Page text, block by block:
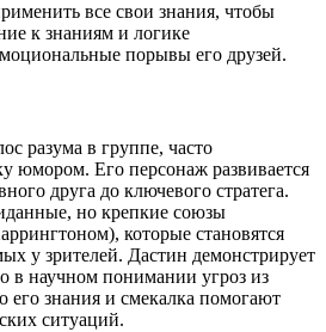
все свои знания, чтобы
к знаниям и логике
порывы его друзей.
разума в группе, часто
юмором. Его персонаж развивается
друга до ключевого стратега.
но крепкие союзы
которые становятся
у зрителей. Дастин демонстрирует
в научном понимании угроз из
его знания и смекалка помогают
ситуаций.